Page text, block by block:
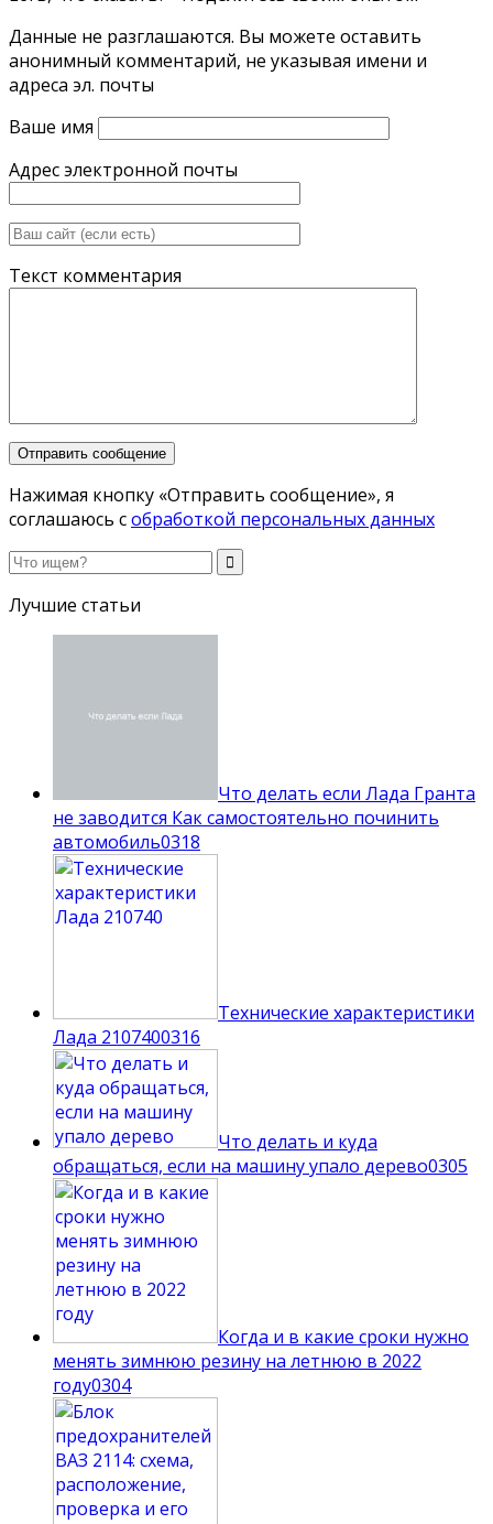
Данные не разглашаются. Вы можете оставить
анонимный комментарий, не указывая имени и
адреса эл. почты
Ваше имя
Адрес электронной почты
Текст комментария
Нажимая кнопку «Отправить сообщение», я
соглашаюсь собработкой персональных данных
Лучшие статьи
Что делать если Лада Гранта
не заводится Как самостоятельно починить
автомобиль0318
Технические характеристики
Лада 2107400316
Что делать и куда
обращаться, если на машину упало дерево0305
Когда и в какие сроки нужно
менять зимнюю резину на летнюю в 2022
году0304